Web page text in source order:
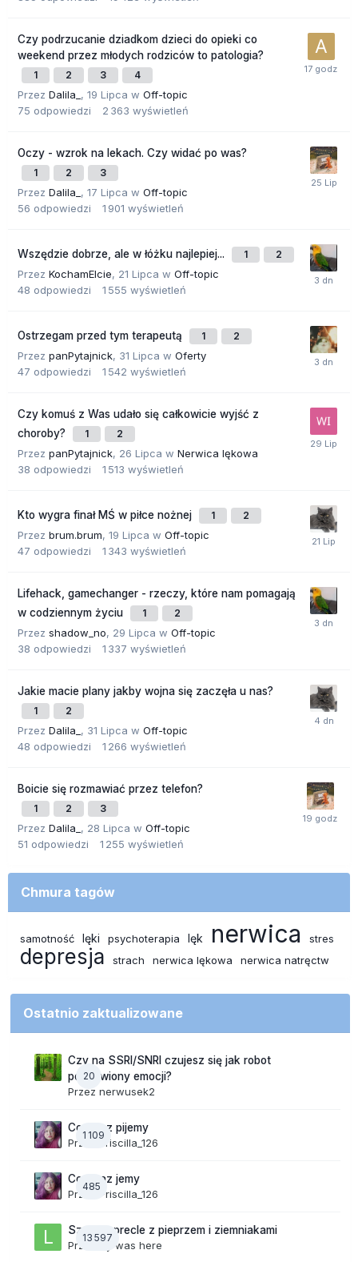
Czy podrzucanie dziadkom dzieci do opieki co
weekend przez młodych rodziców to patologia?
1 2 3 4
Przez Dalila_ , 19 Lipca w Off-topic
75 odpowiedzi 2 363 wyświetleń
Oczy - wzrok na lekach. Czy widać po was?
1 2 3
Przez Dalila_ , 17 Lipca w Off-topic
56 odpowiedzi 1 901 wyświetleń
Wszędzie dobrze, ale w łóżku najlepiej... 1 2
Przez KochamElcie, 21 Lipca w Off-topic
48 odpowiedzi 1 555 wyświetleń
Ostrzegam przed tym terapeutą 1 2
Przez panPytajnick, 31 Lipca w Oferty
47 odpowiedzi 1 542 wyświetleń
Czy komuś z Was udało się całkowicie wyjść z
choroby?
1 2
Przez panPytajnick, 26 Lipca w Nerwica lękowa
38 odpowiedzi 1 513 wyświetleń
Kto wygra finał MŚ w piłce nożnej 1 2
Przez brum.brum, 19 Lipca w Off-topic
47 odpowiedzi 1 343 wyświetleń
Lifehack, gamechanger - rzeczy, które nam pomagają
w codziennym życiu
1 2
Przez shadow_no, 29 Lipca w Off-topic
38 odpowiedzi 1 337 wyświetleń
Jakie macie plany jakby wojna się zaczęła u nas?
1 2
Przez Dalila_ , 31 Lipca w Off-topic
48 odpowiedzi 1 266 wyświetleń
Boicie się rozmawiać przez telefon?
1 2 3
Przez Dalila_ , 28 Lipca w Off-topic
51 odpowiedzi 1 255 wyświetleń
Chmura tagów
samotność lęki psychoterapia lęk nerwica stres
depresja strach nerwica lękowa nerwica natręctw
Ostatnio zaktualizowane
20
Czy na SSRI/SNRI czujesz się jak robot
pozbawiony emocji?
Przez nerwusek2
1 109
Co teraz pijemy
Przez Priscilla_126
485
Co teraz jemy
Przez Priscilla_126
13 597
Szalone precle z pieprzem i ziemniakami
Przez lily was here